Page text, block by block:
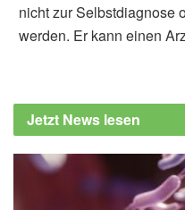
nicht zur Selbstdiagnose
werden. Er kann einen
Jetzt News lesen